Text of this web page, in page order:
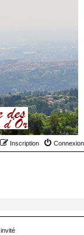
Connexion
Inscription